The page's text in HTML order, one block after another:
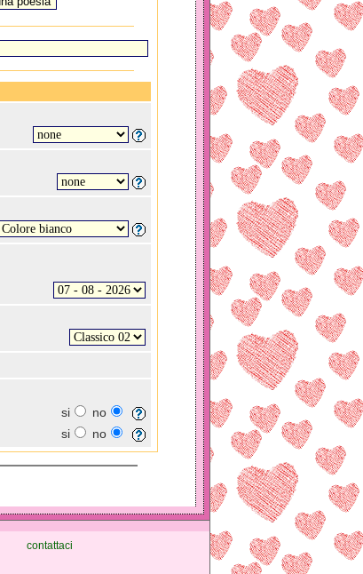
si
no
si no
contattaci